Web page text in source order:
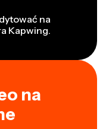
na
Kapwing.
na